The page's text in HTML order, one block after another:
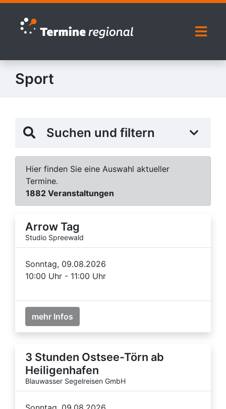
Zur Navigation springen
Zum Inhalt springen
Sport
Suchen und filtern
Hier finden Sie eine Auswahl aktueller
Termine.
1882 Veranstaltungen
Arrow Tag
Studio Spreewald
Sonntag, 09.08.2026
10:00 Uhr - 11:00 Uhr
mehr Infos
3 Stunden Ostsee-Törn ab
Heiligenhafen
Blauwasser Segelreisen GmbH